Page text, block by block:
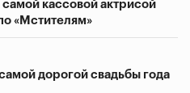
кассовой актрисой
«Мстителям»
дорогой свадьбы года